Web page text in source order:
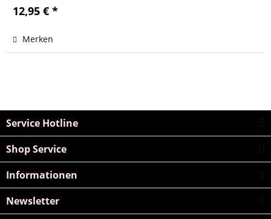
12,95 € *
Merken
Service Hotline
Shop Service
Informationen
Newsletter